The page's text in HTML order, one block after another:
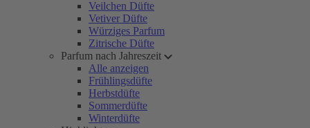
Veilchen Düfte
Vetiver Düfte
Würziges Parfum
Zitrische Düfte
Parfum nach Jahreszeit
Alle anzeigen
Frühlingsdüfte
Herbstdüfte
Sommerdüfte
Winterdüfte